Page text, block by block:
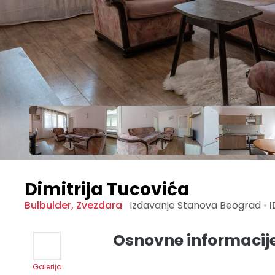
Dimitrija Tucovića
Bulbulder, Zvezdara Izdavanje Stanova Beograd •
Galerija
Osnovne